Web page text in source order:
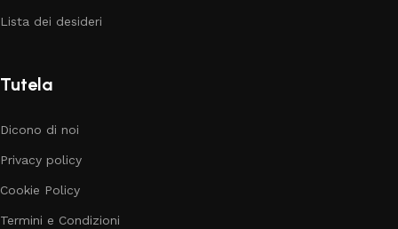
Lista dei desideri
Tutela
Dicono di noi
Privacy policy
Cookie Policy
Termini e Condizioni